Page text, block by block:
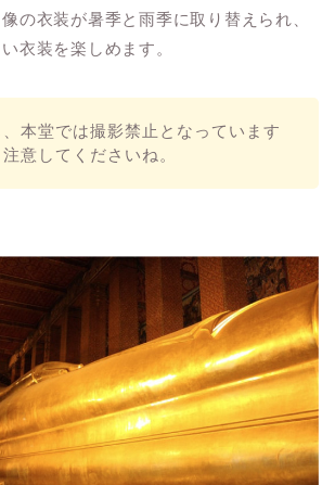
の衣装が暑季と雨季に取り替えられ、
衣装を楽しめます。
本堂では撮影禁止となっています
意してくださいね。